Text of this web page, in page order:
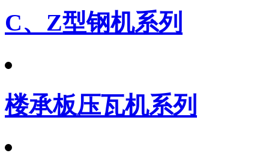
C、Z型钢机系列
楼承板压瓦机系列